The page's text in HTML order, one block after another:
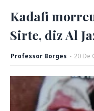
Kadafi
Sirte, diz Al
Professor Borges - 20 De